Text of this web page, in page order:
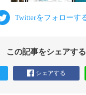
この記事をシェアする
シェアする